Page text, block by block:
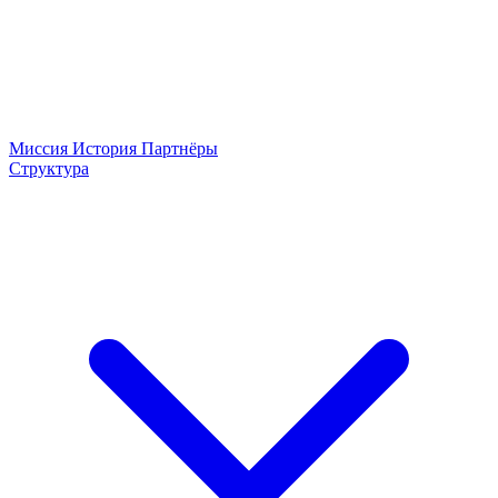
Миссия История Партнёры
Структура